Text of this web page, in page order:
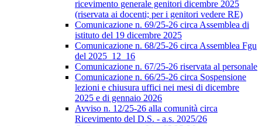
ricevimento generale genitori dicembre 2025
(riservata ai docenti; per i genitori vedere RE)
Comunicazione n. 69/25-26 circa Assemblea di
istituto del 19 dicembre 2025
Comunicazione n. 68/25-26 circa Assemblea Fgu
del 2025_12_16
Comunicazione n. 67/25-26 riservata al personale
Comunicazione n. 66/25-26 circa Sospensione
lezioni e chiusura uffici nei mesi di dicembre
2025 e di gennaio 2026
Avviso n. 12/25-26 alla comunità circa
Ricevimento del D.S. - a.s. 2025/26